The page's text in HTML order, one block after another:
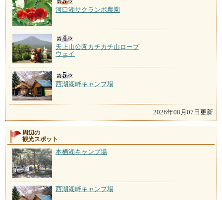
河口湖サクランボ農園
天上山公園カチカチ山ロープ
ウェイ
西湖湖畔キャンプ場
2026年08月07日更新
周辺の
観光スポット
本栖湖キャンプ場
西湖湖畔キャンプ場